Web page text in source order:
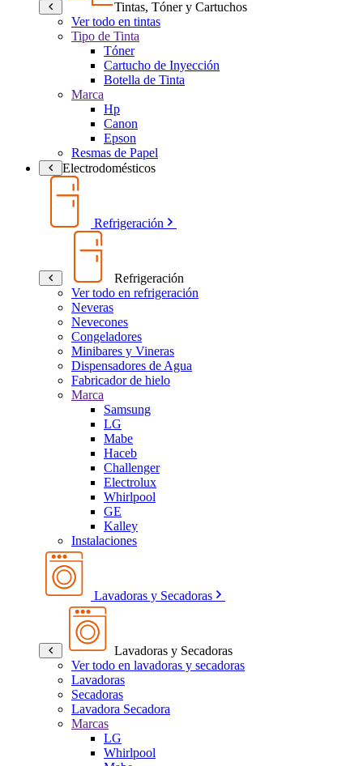
Tintas, Tóner y Cartuchos
Ver todo en tintas
Tipo de Tinta
Tóner
Cartucho de Inyección
Botella de Tinta
Marca
Hp
Canon
Epson
Resmas de Papel
Electrodomésticos
Refrigeración
Refrigeración
Ver todo en refrigeración
Neveras
Nevecones
Congeladores
Minibares y Vineras
Dispensadores de Agua
Fabricador de hielo
Marca
Samsung
LG
Mabe
Haceb
Challenger
Electrolux
Whirlpool
GE
Kalley
Instalaciones
Lavadoras y Secadoras
Lavadoras y Secadoras
Ver todo en lavadoras y secadoras
Lavadoras
Secadoras
Lavadora Secadora
Marcas
LG
Whirlpool